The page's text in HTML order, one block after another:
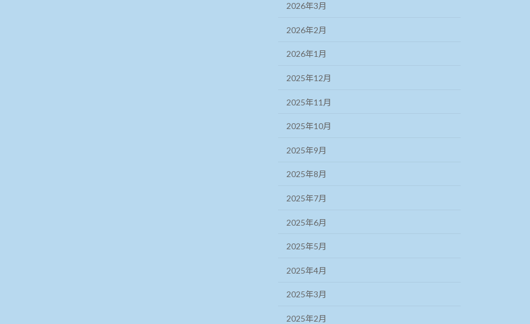
2026年3月
2026年2月
2026年1月
2025年12月
2025年11月
2025年10月
2025年9月
2025年8月
2025年7月
2025年6月
2025年5月
2025年4月
2025年3月
2025年2月